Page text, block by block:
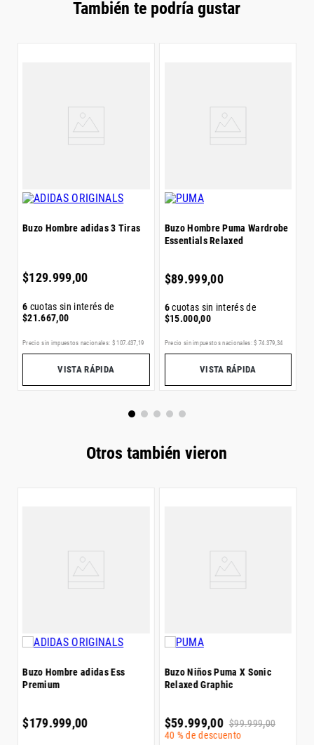
También te podría gustar
Buzo Hombre adidas 3 Tiras
$129.999,00
6 cuotas sin interés de
$21.667,00
Precio sin impuestos nacionales: $ 107.437,19
VISTA RÁPIDA
Buzo Hombre Puma Wardrobe
Essentials Relaxed
$89.999,00
6cuotas sin interés de
$15.000,00
Precio sin impuestos nacionales: $ 74.379,34
VISTA RÁPIDA
Otros también vieron
Buzo Hombre adidas Ess
Premium
$179.999,00
Buzo Niños Puma X Sonic
Relaxed Graphic
$59.999,00 $99.999,00
40 %de descuento